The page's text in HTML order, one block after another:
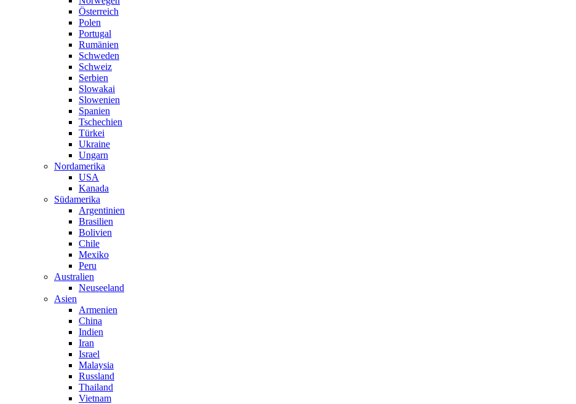
Österreich
Polen
Portugal
Rumänien
Schweden
Schweiz
Serbien
Slowakai
Slowenien
Spanien
Tschechien
Türkei
Ukraine
Ungarn
Nordamerika
USA
Kanada
Südamerika
Argentinien
Brasilien
Bolivien
Chile
Mexiko
Peru
Australien
Neuseeland
Asien
Armenien
China
Indien
Iran
Israel
Malaysia
Russland
Thailand
Vietnam